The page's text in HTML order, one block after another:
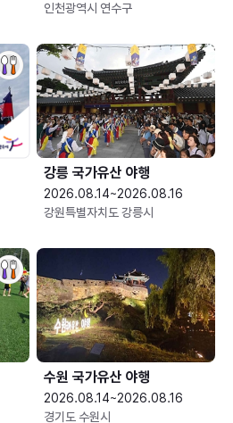
인천광역시 연수구
강릉 국가유산 야행
2026.08.14~2026.08.16
강원특별자치도 강릉시
수원 국가유산 야행
2026.08.14~2026.08.16
경기도 수원시